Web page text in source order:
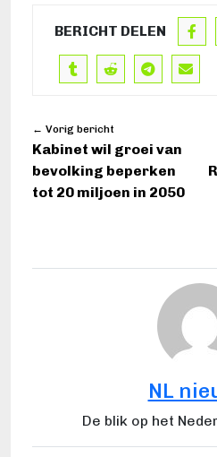
BERICHT DELEN
← Vorig bericht
Kabinet wil groei van
bevolking beperken
tot 20 miljoen in 2050
NL
De blik op het